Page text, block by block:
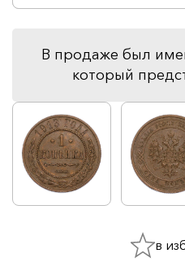
В продаже был
который
в